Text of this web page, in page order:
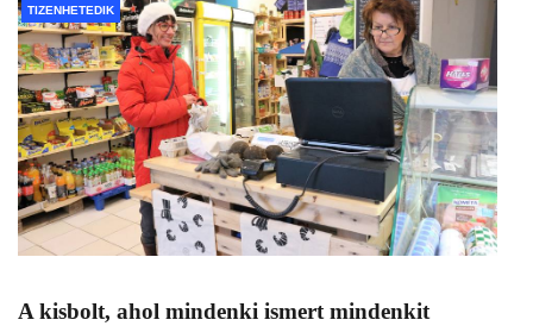
TIZENHETEDIK
A kisbolt, ahol mindenki ismert mindenkit